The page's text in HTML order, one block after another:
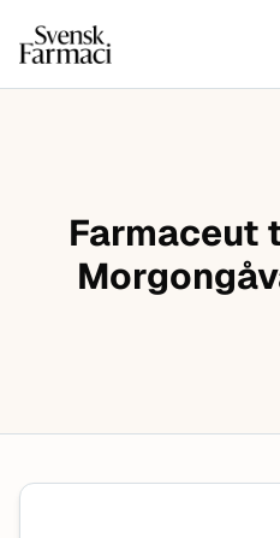
Hoppa till innehåll
Svensk farmaci
Farmaceut